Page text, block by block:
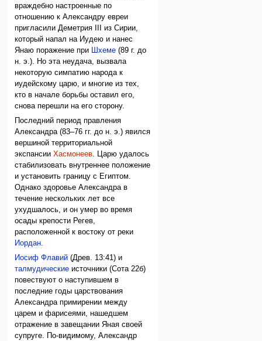
враждебно настроенные по
отношению к Александру евреи
пригласили Деметрия III из Сирии,
который напал на Иудею и нанес
Янаю поражение при
Шхеме (89 г. до
н. э.). Но эта неудача, вызвала
некоторую симпатию народа к
иудейскому царю, и многие из тех,
кто в начале борьбы оставил его,
снова перешли на его сторону.
Последний период правления
Александра (83–76 гг. до н. э.) явился
вершиной территориальной
экспансииХасмонеев. Царю удалось
стабилизовать внутреннее положение
и установить границу с Египтом.
Однако здоровье Александра в
течение нескольких лет все
ухудшалось, и он умер во время
осады крепости Регев,
расположенной к востоку от реки
Иордан.
Иосиф Флавий (Древ. 13:41) и
талмудические источники (Сота 22б)
повествуют о наступившем в
последние годы царствования
Александра примирении между
царем и фарисеями, нашедшем
отражение в завещании Яная своей
супруге. По-видимому, Александр